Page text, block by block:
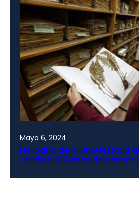
Mayo 6, 2024
Herbario de la Universidad
celebra 100 años de